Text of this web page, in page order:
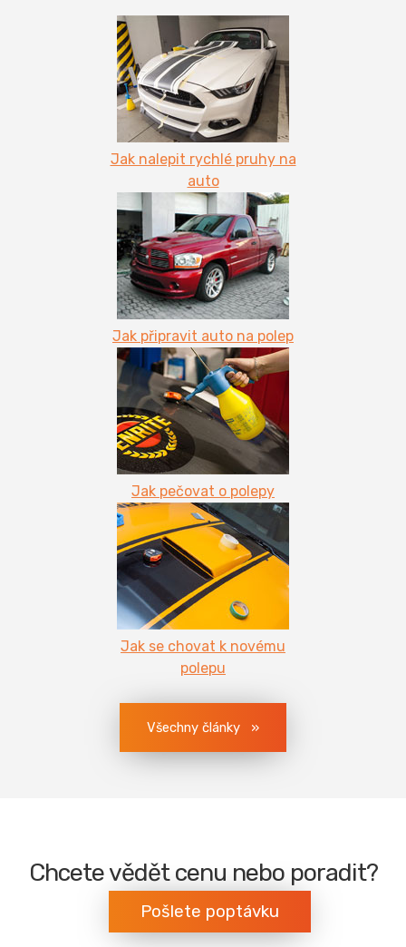
Jak nalepit rychlé pruhy na
auto
Jak připravit auto na polep
Jak pečovat o polepy
Jak se chovat k novému
polepu
Všechny články
Chcete vědět cenu nebo poradit?
Pošlete poptávku